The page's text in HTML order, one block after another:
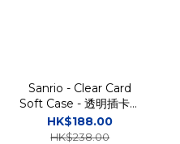
Sanrio - Clear Card
Soft Case - 透明插卡槽
防撞手機保護軟殼 TY
HK$188.00
HK$238.00